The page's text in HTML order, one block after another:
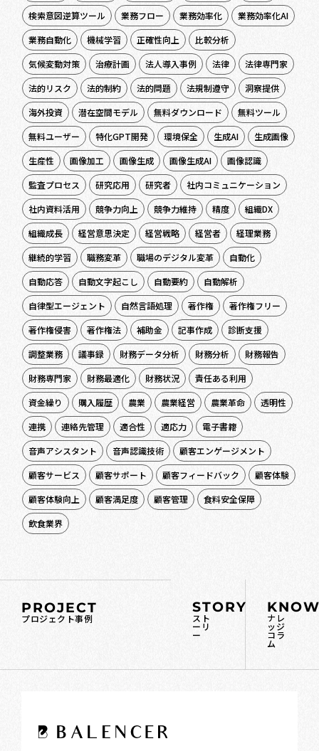
検索意図逆算ツール 業務フロー 業務効率化
業務効率化AI
業務自動化
機械学習 正確性向上
比較分析
気候変動対策
治療計画 法人導入事例 法律
法律専門家
法的リスク
法的制約 法的問題 法規制遵守
洞察提供
海外投資
潜在空間モデル 無料ダウンロード
無料ツール
無料ユーザー
特化GPT開発 環境保全 生成AI
生成画像
生産性
画像加工 画像生成 画像生成AI
画像認識
監査プロセス
研究応用 研究者
社内コミュニケーション
社内資料活用
競争力向上 競争力維持 精度
組織DX
組織成長
経営意思決定 経営戦略 経営者
経理業務
継続的学習
職務変革 職場のデジタル変革
自動化
自動応答
自動文字起こし 自動要約
自動解析
自律型エージェント
自然言語処理 著作権
著作権フリー
著作権侵害
著作権法 補助金 記事作成
診断支援
調整業務
議事録 財務データ分析 財務分析
財務報告
財務専門家
財務最適化 財務状況
責任ある利用
資金繰り
購入履歴 農業 農業経営 農業革命
透明性
連携
連絡先管理 適合性 適応力
電子書籍
音声アシスタント
音声認識技術
顧客エンゲージメント
顧客サービス
顧客サポート 顧客フィードバック
顧客体験
顧客体験向上
顧客満足度 顧客管理
食料安全保障
飲食業界
PROJECT
プロジェクト事例
STORY
スト
ーリ
ー
ナレ
ッジ
コラ
ム